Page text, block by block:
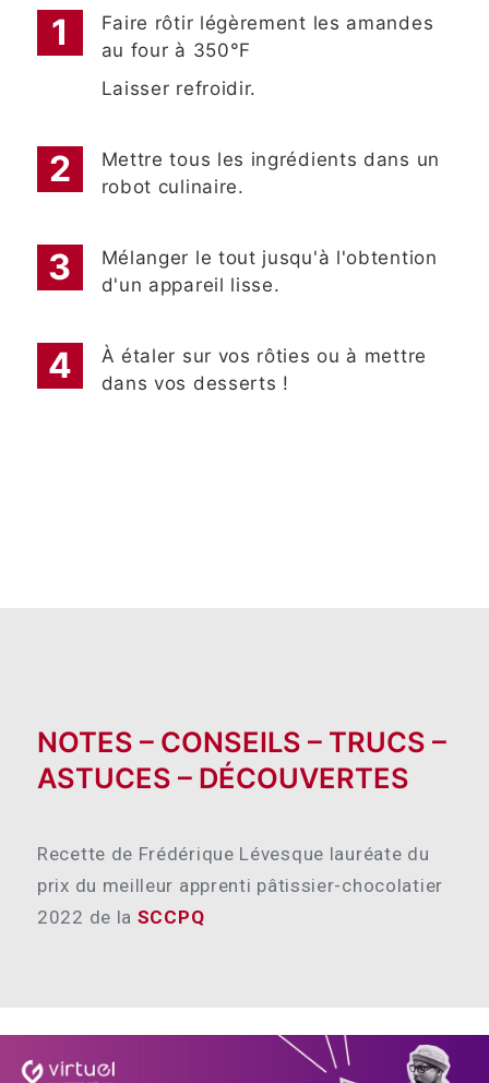
Faire rôtir légèrement les amandes
au four à 350°F
Laisser refroidir.
Mettre tous les ingrédients dans un
robot culinaire.
Mélanger le tout jusqu'à l'obtention
d'un appareil lisse.
À étaler sur vos rôties ou à mettre
dans vos desserts !
NOTES – CONSEILS – TRUCS –
ASTUCES – DÉCOUVERTES
Recette de Frédérique Lévesque lauréate du
prix du meilleur apprenti pâtissier-chocolatier
2022 de la SCCPQ